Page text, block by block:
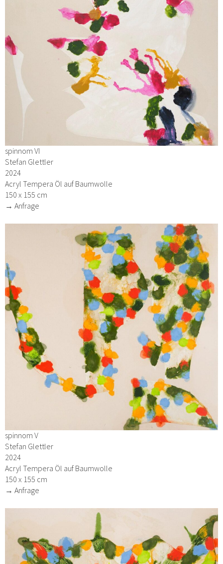
spinnom VI
Stefan Glettler
2024
Acryl Tempera Öl auf Baumwolle
150 x 155 cm
→ Anfrage
spinnom V
Stefan Glettler
2024
Acryl Tempera Öl auf Baumwolle
150 x 155 cm
→ Anfrage